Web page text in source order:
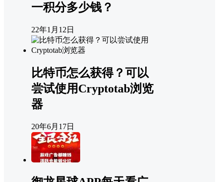
一积分多少钱？
22年1月12日
比特币怎么获得？可以
尝试使用Cryptotab浏览
器
20年6月17日